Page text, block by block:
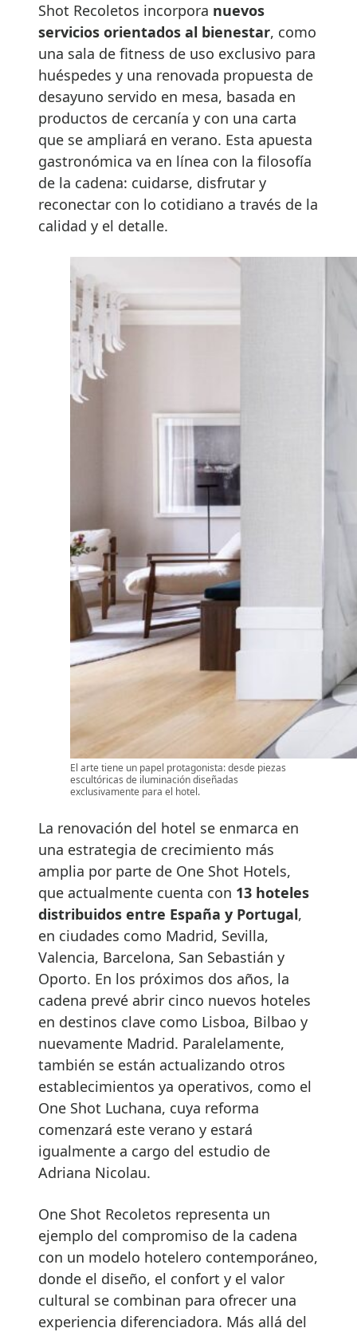
Shot Recoletos incorpora nuevos
servicios orientados al bienestar, como
una sala de fitness de uso exclusivo para
huéspedes y una renovada propuesta de
desayuno servido en mesa, basada en
productos de cercanía y con una carta
que se ampliará en verano. Esta apuesta
gastronómica va en línea con la filosofía
de la cadena: cuidarse, disfrutar y
reconectar con lo cotidiano a través de la
calidad y el detalle.
El arte tiene un papel protagonista: desde piezas
escultóricas de iluminación diseñadas
exclusivamente para el hotel.
La renovación del hotel se enmarca en
una estrategia de crecimiento más
amplia por parte de One Shot Hotels,
que actualmente cuenta con 13 hoteles
distribuidos entre España y Portugal,
en ciudades como Madrid, Sevilla,
Valencia, Barcelona, San Sebastián y
Oporto. En los próximos dos años, la
cadena prevé abrir cinco nuevos hoteles
en destinos clave como Lisboa, Bilbao y
nuevamente Madrid. Paralelamente,
también se están actualizando otros
establecimientos ya operativos, como el
One Shot Luchana, cuya reforma
comenzará este verano y estará
igualmente a cargo del estudio de
Adriana Nicolau.
One Shot Recoletos representa un
ejemplo del compromiso de la cadena
con un modelo hotelero contemporáneo,
donde el diseño, el confort y el valor
cultural se combinan para ofrecer una
experiencia diferenciadora. Más allá del